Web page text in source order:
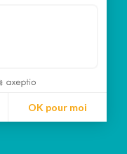
OK pour moi